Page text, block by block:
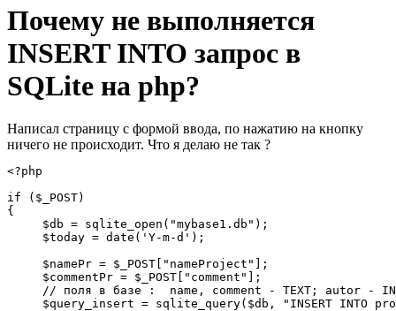
Почему не выполняется
INSERT INTO запрос в
SQLite на php?
Написал страницу с формой ввода, по нажатию на кнопку
ничего не происходит. Что я делаю не так ?
<?php
if ($_POST)
{
     $db = sqlite_open("mybase1.db");
     $today = date('Y-m-d');
     $namePr = $_POST["nameProject"];
     $commentPr = $_POST["comment"];
// поля в базе :  name, comment - TEXT; autor -
$query_insert = sqlite_query($db, "INSERT INTO